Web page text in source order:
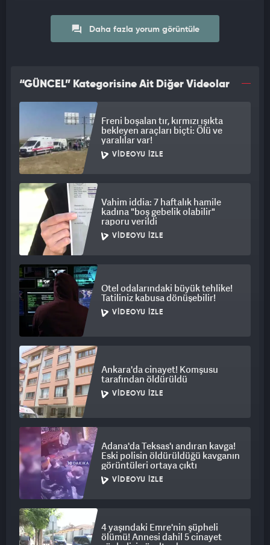
Daha fazla yorum görüntüle
“GÜNCEL” Kategorisine Ait Diğer Videolar
Freni boşalan tır, kırmızı ışıkta
bekleyen araçları biçti: Ölü ve
yaralılar var!
VIDEOYU İZLE
Vahim iddia: 7 haftalık hamile
kadına "boş gebelik olabilir"
raporu verildi
VIDEOYU İZLE
Otel odalarındaki büyük tehlike!
Tatiliniz kabusa dönüşebilir!
VIDEOYU İZLE
Ankara'da cinayet! Komşusu
tarafından öldürüldü
VIDEOYU İZLE
Adana'da Teksas'ı andıran kavga!
Eski polisin öldürüldüğü kavganın
görüntüleri ortaya çıktı
VIDEOYU İZLE
4 yaşındaki Emre'nin şüpheli
ölümü! Annesi dahil 5 cinayet